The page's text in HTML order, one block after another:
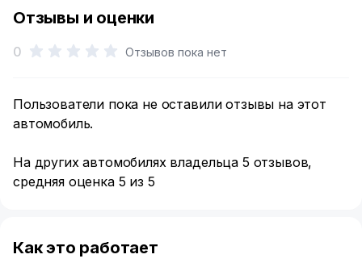
Отзывы и оценки
0 Отзывов пока нет
Пользователи пока не оставили отзывы на этот
автомобиль.
На других автомобилях владельца 5 отзывов,
средняя оценка 5 из 5
Как это работает